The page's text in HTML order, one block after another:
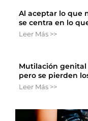
Al aceptar lo que
se centra en lo
Leer Más >>
Mutilación genital
pero se pierden
Leer Más >>